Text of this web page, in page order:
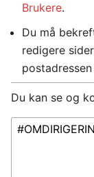
Brukere.
Du må
redigere
Du kan se og